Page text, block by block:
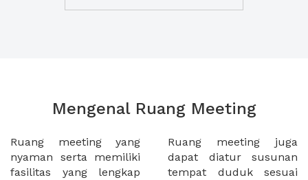
Mengenal Ruang Meeting
Ruang meeting yang
nyaman serta memiliki
fasilitas yang lengkap
Ruang meeting juga
dapat diatur susunan
tempat duduk sesuai